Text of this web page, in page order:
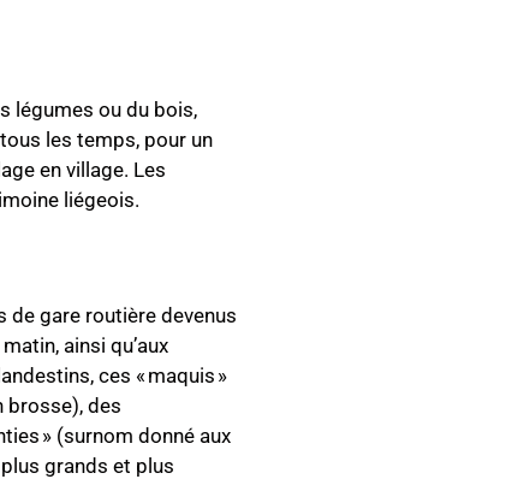
légumes ou du bois,
les temps, pour un
en village. Les
liégeois.
de gare routière devenus
ainsi qu’aux
ces « maquis »
brosse), des
» (surnom donné aux
grands et plus